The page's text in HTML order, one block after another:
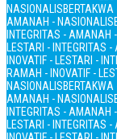
NASIONALIS
AMANAH - NASIONALIS
INTEGRITAS - AMANAH
LESTARI - INTEGRITAS
INOVATIF - LESTARI -
RAMAH - INOVATIF -
NASIONALIS
AMANAH - NASIONALIS
INTEGRITAS - AMANAH
LESTARI - INTEGRITAS